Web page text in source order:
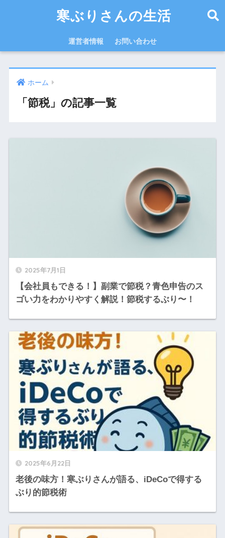
寒ぶりさんの生活
運営者情報 お問い合わせ
ホーム
「節税」の記事一覧
2025年7月1日
【会社員もできる！】副業で節税？青色申告のス
ゴい力をわかりやすく解説！節税するぶり〜！
2025年6月22日
老後の味方！寒ぶりさんが語る、iDeCoで得する
ぶり的節税術